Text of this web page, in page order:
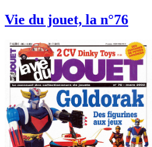
Vie du jouet, la n°76